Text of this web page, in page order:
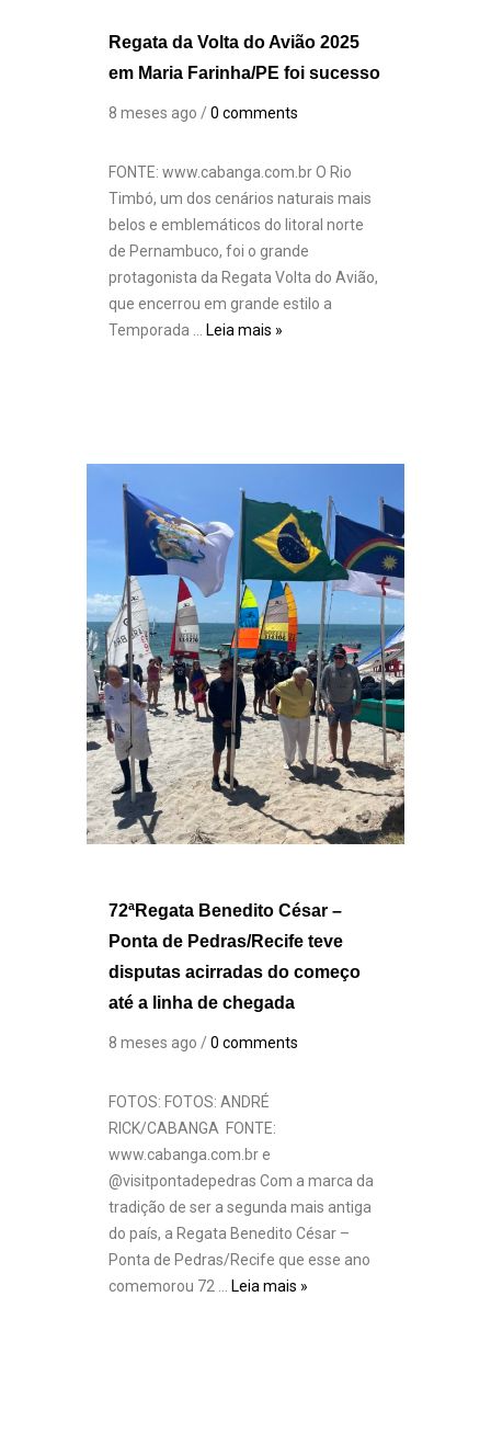
Regata da Volta do Avião 2025
em Maria Farinha/PE foi sucesso
8 meses ago /0 comments
FONTE: www.cabanga.com.br O Rio
Timbó, um dos cenários naturais mais
belos e emblemáticos do litoral norte
de Pernambuco, foi o grande
protagonista da Regata Volta do Avião,
que encerrou em grande estilo a
Temporada …
Leia mais »
72ªRegata Benedito César –
Ponta de Pedras/Recife teve
disputas acirradas do começo
até a linha de chegada
8 meses ago /0 comments
FOTOS: FOTOS: ANDRÉ
RICK/CABANGA FONTE:
www.cabanga.com.br e
@visitpontadepedras Com a marca da
tradição de ser a segunda mais antiga
do país, a Regata Benedito César –
Ponta de Pedras/Recife que esse ano
comemorou 72 … Leia mais »